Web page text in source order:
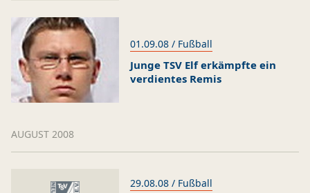
01.09.08 / Fußball
Junge TSV Elf erkämpfte ein
verdientes Remis
AUGUST 2008
29.08.08 / Fußball